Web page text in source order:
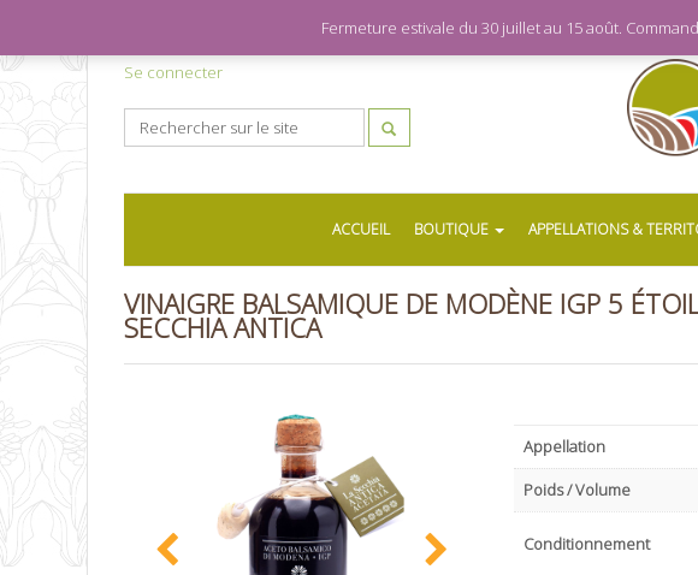
Se connecter
ACCUEIL BOUTIQUE APPELLATIONS &
VINAIGRE BALSAMIQUE DE MODÈNE IGP 5
SECCHIA ANTICA
Appellation
Poids / Volume
Conditionnement
Fermeture estivale du 30 juillet au 15 août.